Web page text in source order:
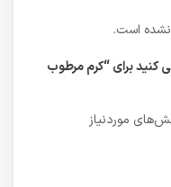
است.
کنید برای “کرم مرطوب
موردنیاز